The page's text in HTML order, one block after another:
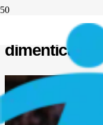
Un paese in
dimentica